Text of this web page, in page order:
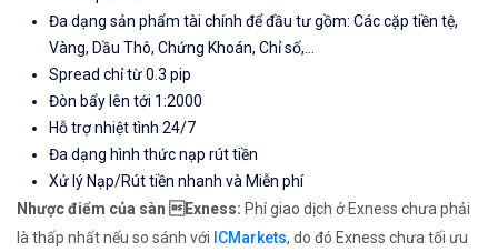
Đa dạng sản phẩm tài chính để đầu tư gồm: Các cặp tiền tệ,
Vàng, Dầu Thô, Chứng Khoán, Chỉ số,...
Spread chỉ từ 0.3 pip
Đòn bẩy lên tới 1:2000
Hỗ trợ nhiệt tình 24/7
Đa dạng hình thức nạp rút tiền
Xử lý Nạp/Rút tiền nhanh và Miễn phí
Nhược điểm của sàn Exness: Phí giao dịch ở Exness chưa phải
là thấp nhất nếu so sánh với ICMarkets, do đó Exness chưa tối ưu